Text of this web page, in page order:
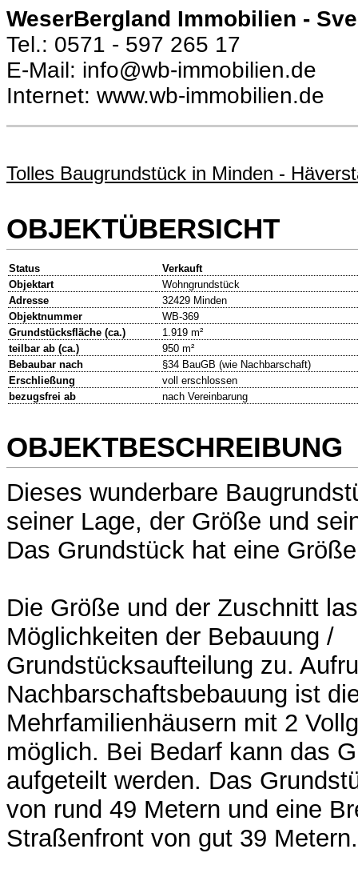
WeserBergland Immobilien -
Tel.: 0571 - 597 265 17
E-Mail: info@wb-immobilien.de
Internet: www.wb-immobilien.de
Tolles Baugrundstück in Minden -
OBJEKTÜBERSICHT
Status
Verkauft
Objektart
Wohngrundstück
Adresse
32429 Minden
Objektnummer
WB-369
Grundstücksfläche (ca.)
1.919 m²
teilbar ab (ca.)
950 m²
Bebaubar nach
§34 BauGB (wie Nachbarschaft)
Erschließung
voll erschlossen
bezugsfrei ab
nach Vereinbarung
OBJEKTBESCHREIBUNG
Dieses wunderbare
seiner Lage, der Größe und
Das Grundstück hat eine
Die Größe und der Zuschnitt
Möglichkeiten der Bebauung /
Grundstücksaufteilung zu.
Nachbarschaftsbebauung ist
Mehrfamilienhäusern mit 2
möglich. Bei Bedarf kann das
aufgeteilt werden. Das
von rund 49 Metern und eine
Straßenfront von gut 39 Metern.